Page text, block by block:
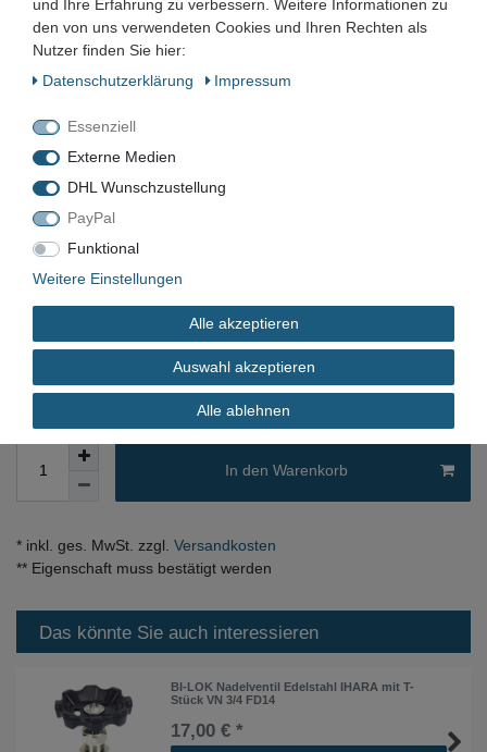
Gebraucht
33,51 EUR
Inhalt1Stück
In den Warenkorb
* inkl. ges. MwSt. zzgl. Versandkosten
** Eigenschaft muss bestätigt werden
Das könnte Sie auch interessieren
BI-LOK Nadelventil Edelstahl IHARA mit T-
Stück VN 3/4 FD14
17,00 € *
und Ihre Erfahrung zu verbessern. Weitere Informationen zu
den von uns verwendeten Cookies und Ihren Rechten als
Nutzer finden Sie hier:
Daten­schutz­erklärung
Impressum
Essenziell
Externe Medien
DHL Wunschzustellung
PayPal
Funktional
Weitere Einstellungen
Alle akzeptieren
Auswahl akzeptieren
Alle ablehnen